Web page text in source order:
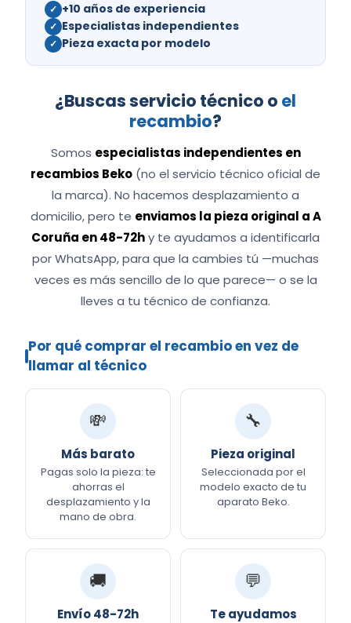
✓ +10 años de experiencia
✓ Especialistas independientes
✓ Pieza exacta por modelo
¿Buscas servicio técnico o el
recambio?
Somos especialistas independientes en
recambios Beko (no el servicio técnico oficial de
la marca). No hacemos desplazamiento a
domicilio, pero te enviamos la pieza original a A
Coruña en 48-72hy te ayudamos a identificarla
por WhatsApp, para que la cambies tú —muchas
veces es más sencillo de lo que parece— o se la
lleves a tu técnico de confianza.
Por qué comprar el recambio en vez de
llamar al técnico
💸
Más barato
Pagas solo la pieza: te
ahorras el
desplazamiento y la
mano de obra.
🔧
Pieza original
Seleccionada por el
modelo exacto de tu
aparato Beko.
🚚
Envío 48-72h
💬
Te ayudamos